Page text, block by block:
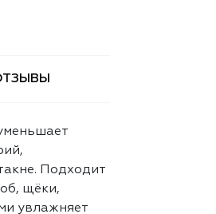
Подходит
щёки,
увлажняет